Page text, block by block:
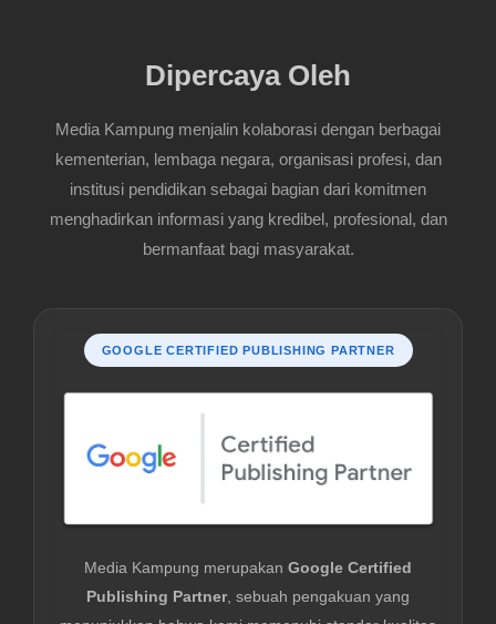
Dipercaya Oleh
Media Kampung menjalin kolaborasi dengan berbagai
kementerian, lembaga negara, organisasi profesi, dan
institusi pendidikan sebagai bagian dari komitmen
menghadirkan informasi yang kredibel, profesional, dan
bermanfaat bagi masyarakat.
GOOGLE CERTIFIED PUBLISHING PARTNER
Media Kampung merupakan Google Certified
Publishing Partner, sebuah pengakuan yang